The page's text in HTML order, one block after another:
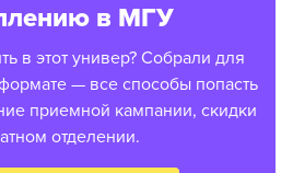
в МГУ
в этот универ? Собрали для
— все способы попасть
приемной кампании, скидки
отделении.